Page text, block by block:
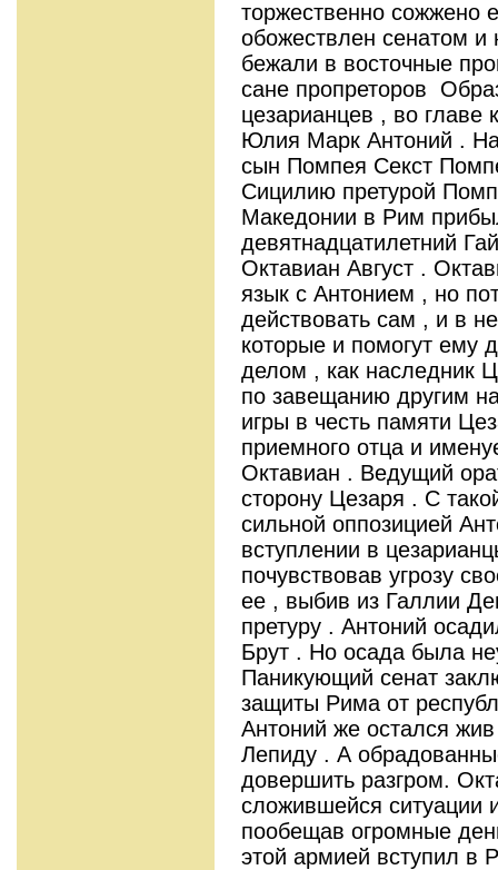
торжественно сожжено
обожествлен сенатом
бежали в восточные
сане пропреторов
цезарианцев , во главе
Юлия Марк Антоний .
сын Помпея Секст
Сицилию претурой
Македонии в Рим
девятнадцатилетний
Октавиан Август .
язык с Антонием , но
действовать сам , и в
которые и помогут ему
делом , как наследник
по завещанию другим
игры в честь памяти
приемного отца и
Октавиан . Ведущий
сторону Цезаря . С
сильной оппозицией
вступлении в
почувствовав угрозу
ее , выбив из Галлии
претуру . Антоний
Брут . Но осада была
Паникующий сенат
защиты Рима от
Антоний же остался
Лепиду . А
довершить разгром.
сложившейся ситуации
пообещав огромные
этой армией вступил в